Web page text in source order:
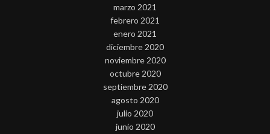
marzo 2021
febrero 2021
enero 2021
diciembre 2020
noviembre 2020
octubre 2020
septiembre 2020
agosto 2020
julio 2020
junio 2020